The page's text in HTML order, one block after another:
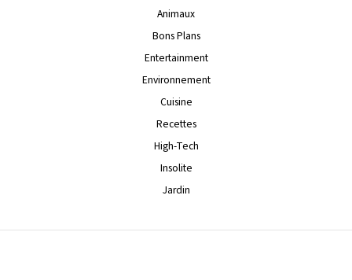
Animaux
Bons Plans
Entertainment
Environnement
Cuisine
Recettes
High-Tech
Insolite
Jardin